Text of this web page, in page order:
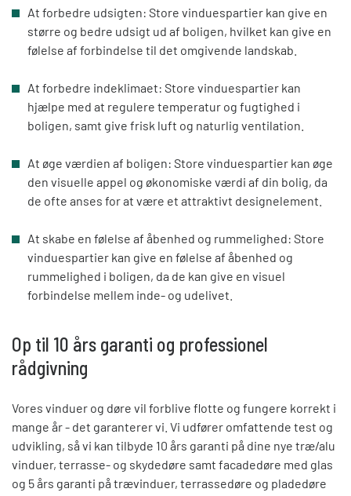
At forbedre udsigten: Store vinduespartier kan give en
større og bedre udsigt ud af boligen, hvilket kan give en
følelse af forbindelse til det omgivende landskab.
At forbedre indeklimaet: Store vinduespartier kan
hjælpe med at regulere temperatur og fugtighed i
boligen, samt give frisk luft og naturlig ventilation.
At øge værdien af boligen: Store vinduespartier kan øge
den visuelle appel og økonomiske værdi af din bolig, da
de ofte anses for at være et attraktivt designelement.
At skabe en følelse af åbenhed og rummelighed: Store
vinduespartier kan give en følelse af åbenhed og
rummelighed i boligen, da de kan give en visuel
forbindelse mellem inde- og udelivet.
Op til 10 års garanti og professionel
rådgivning
Vores vinduer og døre vil forblive flotte og fungere korrekt i
mange år - det garanterer vi. Vi udfører omfattende test og
udvikling, så vi kan tilbyde 10 års garanti på dine nye træ/alu
vinduer, terrasse- og skydedøre samt facadedøre med glas
og 5 års garanti på trævinduer, terrassedøre og pladedøre